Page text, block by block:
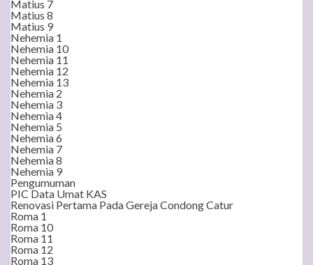
Matius 7
Matius 8
Matius 9
Nehemia 1
Nehemia 10
Nehemia 11
Nehemia 12
Nehemia 13
Nehemia 2
Nehemia 3
Nehemia 4
Nehemia 5
Nehemia 6
Nehemia 7
Nehemia 8
Nehemia 9
Pengumuman
PIC Data Umat KAS
Renovasi Pertama Pada Gereja Condong Catur
Roma 1
Roma 10
Roma 11
Roma 12
Roma 13